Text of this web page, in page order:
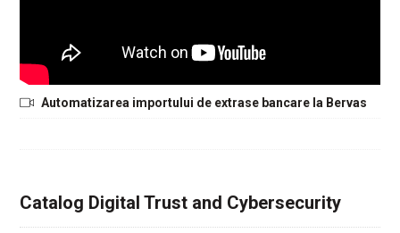
Automatizarea importului de extrase bancare la Bervas
Catalog Digital Trust and Cybersecurity